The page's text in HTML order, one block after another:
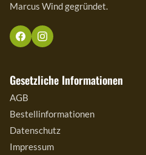
Marcus Wind gegründet.
Gesetzliche Informationen
AGB
Bestellinformationen
Datenschutz
Impressum